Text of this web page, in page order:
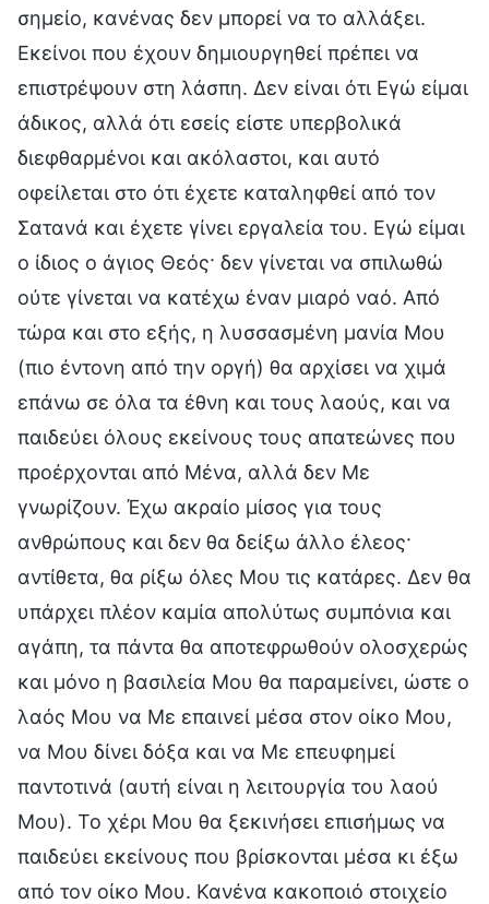
σημείο, κανένας δεν μπορεί να το αλλάξει.
Εκείνοι που έχουν δημιουργηθεί πρέπει να
επιστρέψουν στη λάσπη. Δεν είναι ότι Εγώ είμαι
άδικος, αλλά ότι εσείς είστε υπερβολικά
διεφθαρμένοι και ακόλαστοι, και αυτό
οφείλεται στο ότι έχετε καταληφθεί από τον
Σατανά και έχετε γίνει εργαλεία του. Εγώ είμαι
ο ίδιος ο άγιος Θεός· δεν γίνεται να σπιλωθώ
ούτε γίνεται να κατέχω έναν μιαρό ναό. Από
τώρα και στο εξής, η λυσσασμένη μανία Μου
(πιο έντονη από την οργή) θα αρχίσει να χιμά
επάνω σε όλα τα έθνη και τους λαούς, και να
παιδεύει όλους εκείνους τους απατεώνες που
προέρχονται από Μένα, αλλά δεν Με
γνωρίζουν. Έχω ακραίο μίσος για τους
ανθρώπους και δεν θα δείξω άλλο έλεος·
αντίθετα, θα ρίξω όλες Μου τις κατάρες. Δεν θα
υπάρχει πλέον καμία απολύτως συμπόνια και
αγάπη, τα πάντα θα αποτεφρωθούν ολοσχερώς
και μόνο η βασιλεία Μου θα παραμείνει, ώστε ο
λαός Μου να Με επαινεί μέσα στον οίκο Μου,
να Μου δίνει δόξα και να Με επευφημεί
παντοτινά (αυτή είναι η λειτουργία του λαού
Μου). Το χέρι Μου θα ξεκινήσει επισήμως να
παιδεύει εκείνους που βρίσκονται μέσα κι έξω
από τον οίκο Μου. Κανένα κακοποιό στοιχείο